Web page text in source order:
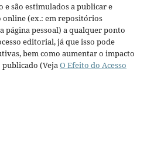
e são estimulados a publicar e
(ex.: em repositórios
página pessoal) a qualquer ponto
editorial, já que isso pode
bem como aumentar o impacto
(VejaO Efeito do Acesso